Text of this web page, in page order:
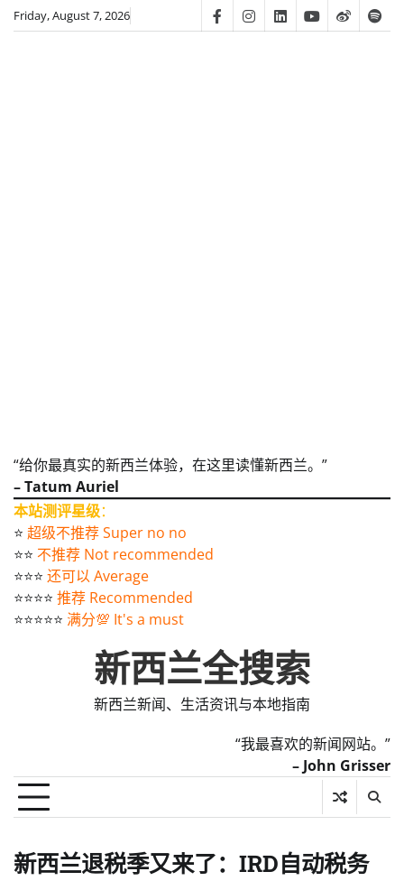
SkipFriday, August 7, 2026 FacebookInstagram
LinkedinYoutube
Weibo
“给你最真实的新西兰体验，在这里读懂新西兰。”
– Tatum Auriel
本站测评星级：
⭐️ 超级不推荐 Super no no
⭐️⭐️ 不推荐 Not recommended
⭐️⭐️⭐️ 还可以 Average
⭐️⭐️⭐️⭐️ 推荐 Recommended
⭐️⭐️⭐️⭐️⭐️ 满分💯 It's a must
新西兰全搜索
新西兰新闻、生活资讯与本地指南
“我最喜欢的新闻网站。”
– John Grisser
新西兰退税季又来了：IRD自动税务